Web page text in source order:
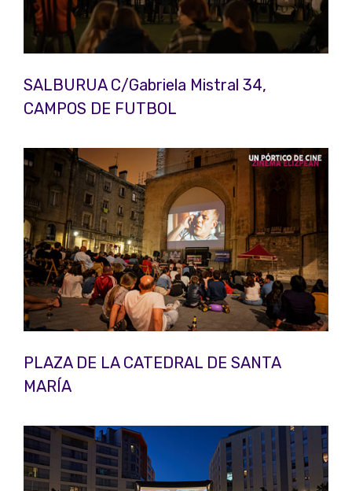
SALBURUA C/Gabriela Mistral 34,
CAMPOS DE FUTBOL
PLAZA DE LA CATEDRAL DE SANTA
MARÍA